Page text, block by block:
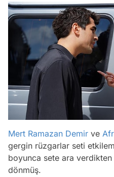
Mert Ramazan Demir ve
gergin rüzgarlar seti
boyunca sete ara
dönmüş.